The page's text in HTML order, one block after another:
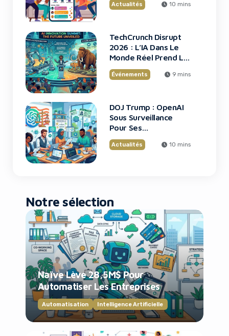
Actualités 10 mins
TechCrunch Disrupt
2026 : L’IA Dans Le
Monde Réel Prend La
Scène
Événements 9 mins
DOJ Trump : OpenAI
Sous Surveillance
Pour Ses
Recrutements
Actualités 10 mins
Notre sélection
Naïve Lève 28,5M$ Pour
Automatiser Les Entreprises
Automatisation Intelligence Artificielle